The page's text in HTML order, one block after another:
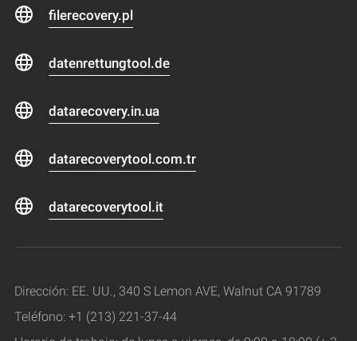
filerecovery.pl
datenrettungtool.de
datarecovery.in.ua
datarecoverytool.com.tr
datarecoverytool.it
Dirección: EE. UU., 340 S Lemon AVE, Walnut CA 91789
Teléfono: +1 (213) 221-37-44